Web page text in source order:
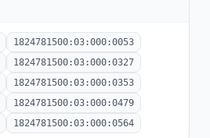
1824781500:03:000:0053
1824781500:03:000:0327
1824781500:03:000:0353
1824781500:03:000:0479
1824781500:03:000:0564